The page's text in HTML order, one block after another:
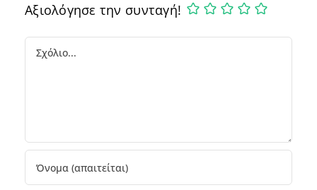
Αξιολόγησε την συνταγή!
Comment